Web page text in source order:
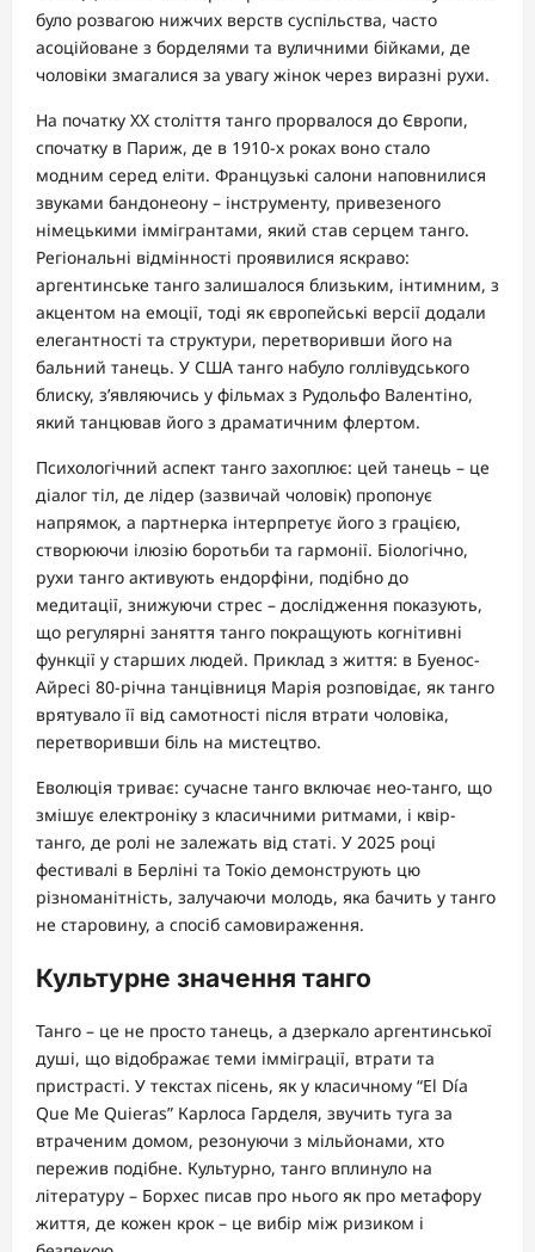
було розвагою нижчих верств суспільства, часто
асоційоване з борделями та вуличними бійками, де
чоловіки змагалися за увагу жінок через виразні рухи.
На початку XX століття танго прорвалося до Європи,
спочатку в Париж, де в 1910-х роках воно стало
модним серед еліти. Французькі салони наповнилися
звуками бандонеону – інструменту, привезеного
німецькими іммігрантами, який став серцем танго.
Регіональні відмінності проявилися яскраво:
аргентинське танго залишалося близьким, інтимним, з
акцентом на емоції, тоді як європейські версії додали
елегантності та структури, перетворивши його на
бальний танець. У США танго набуло голлівудського
блиску, з’являючись у фільмах з Рудольфо Валентіно,
який танцював його з драматичним флертом.
Психологічний аспект танго захоплює: цей танець – це
діалог тіл, де лідер (зазвичай чоловік) пропонує
напрямок, а партнерка інтерпретує його з грацією,
створюючи ілюзію боротьби та гармонії. Біологічно,
рухи танго активують ендорфіни, подібно до
медитації, знижуючи стрес – дослідження показують,
що регулярні заняття танго покращують когнітивні
функції у старших людей. Приклад з життя: в Буенос-
Айресі 80-річна танцівниця Марія розповідає, як танго
врятувало її від самотності після втрати чоловіка,
перетворивши біль на мистецтво.
Еволюція триває: сучасне танго включає нео-танго, що
змішує електроніку з класичними ритмами, і квір-
танго, де ролі не залежать від статі. У 2025 році
фестивалі в Берліні та Токіо демонструють цю
різноманітність, залучаючи молодь, яка бачить у танго
не старовину, а спосіб самовираження.
Культурне значення танго
Танго – це не просто танець, а дзеркало аргентинської
душі, що відображає теми імміграції, втрати та
пристрасті. У текстах пісень, як у класичному “El Día
Que Me Quieras” Карлоса Гарделя, звучить туга за
втраченим домом, резонуючи з мільйонами, хто
пережив подібне. Культурно, танго вплинуло на
літературу – Борхес писав про нього як про метафору
життя, де кожен крок – це вибір між ризиком і